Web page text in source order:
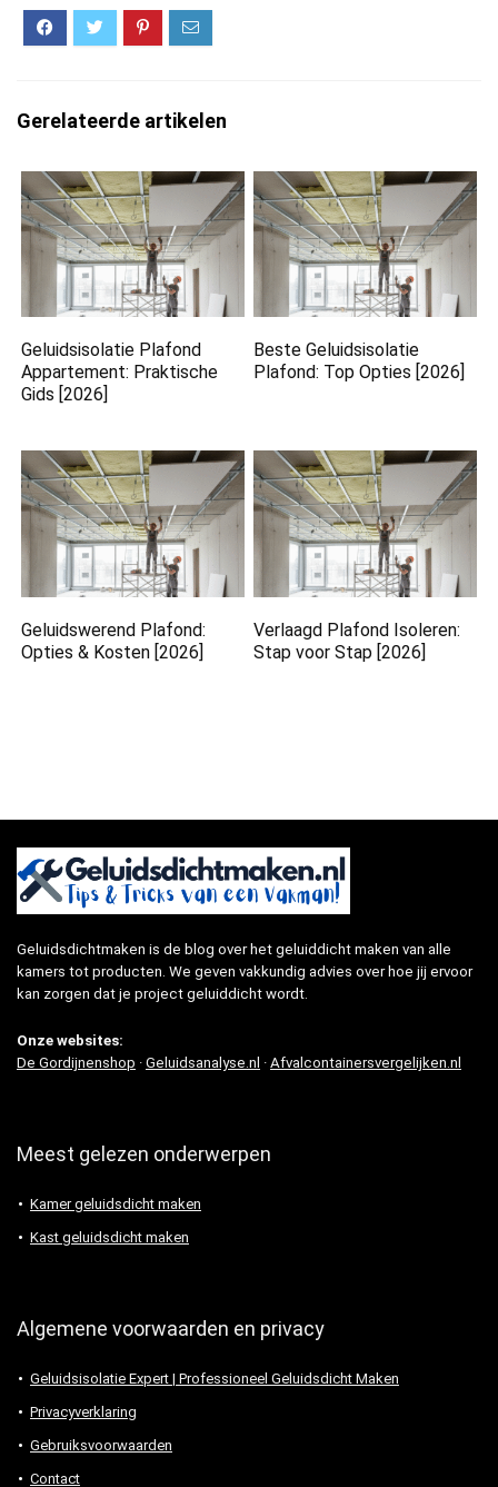
Gerelateerde artikelen
Geluidsisolatie Plafond
Appartement: Praktische
Gids [2026]
Beste Geluidsisolatie
Plafond: Top Opties [2026]
Geluidswerend Plafond:
Opties & Kosten [2026]
Verlaagd Plafond Isoleren:
Stap voor Stap [2026]
Geluidsdichtmaken is de blog over het geluiddicht maken van alle
kamers tot producten. We geven vakkundig advies over hoe jij ervoor
kan zorgen dat je project geluiddicht wordt.
Onze websites:
De Gordijnenshop · Geluidsanalyse.nl · Afvalcontainersvergelijken.nl
Meest gelezen onderwerpen
Kamer geluidsdicht maken
Kast geluidsdicht maken
Algemene voorwaarden en privacy
Geluidsisolatie Expert | Professioneel Geluidsdicht Maken
Privacyverklaring
Gebruiksvoorwaarden
Contact